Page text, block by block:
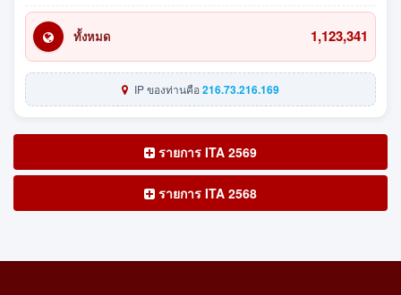
ทั้งหมด 1,123,341
IP ของท่านคือ216.73.216.169
รายการ ITA 2569
รายการ ITA 2568